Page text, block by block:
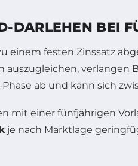
DARLEHEN BEI
einem festen Zinssatz
verlangen
ab und kann sich
mit einer fünfjährigen
je nach Marktlage